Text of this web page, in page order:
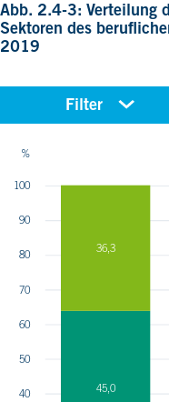
Abb. 2.4-3: Verteilung
Sektoren des
2019
Filter
40
50
60
70
80
90
100
%
45,0
36,3